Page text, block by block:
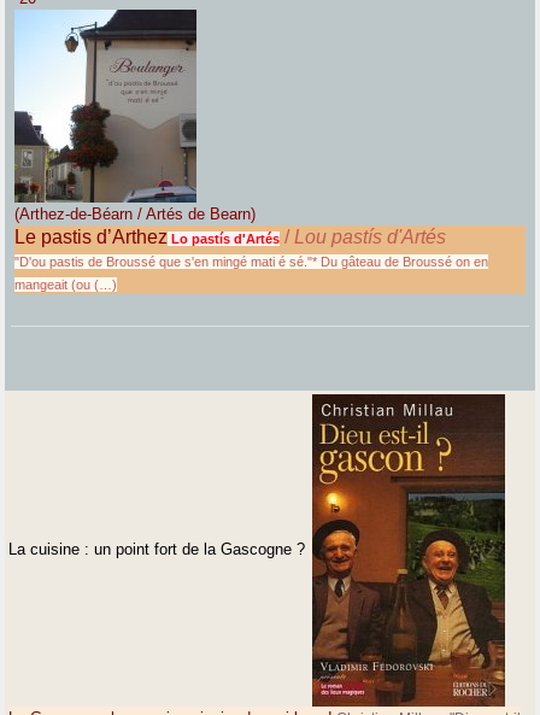
(Arthez-de-Béarn / Artés de Bearn)
Le pastis d’Arthez Lo pastís d'Artés / Lou pastís d'Artés
"D'ou pastis de Broussé que s'en mingé mati é sé."* Du gâteau de Broussé on en
mangeait (ou (…)
La cuisine : un point fort de la Gascogne ?